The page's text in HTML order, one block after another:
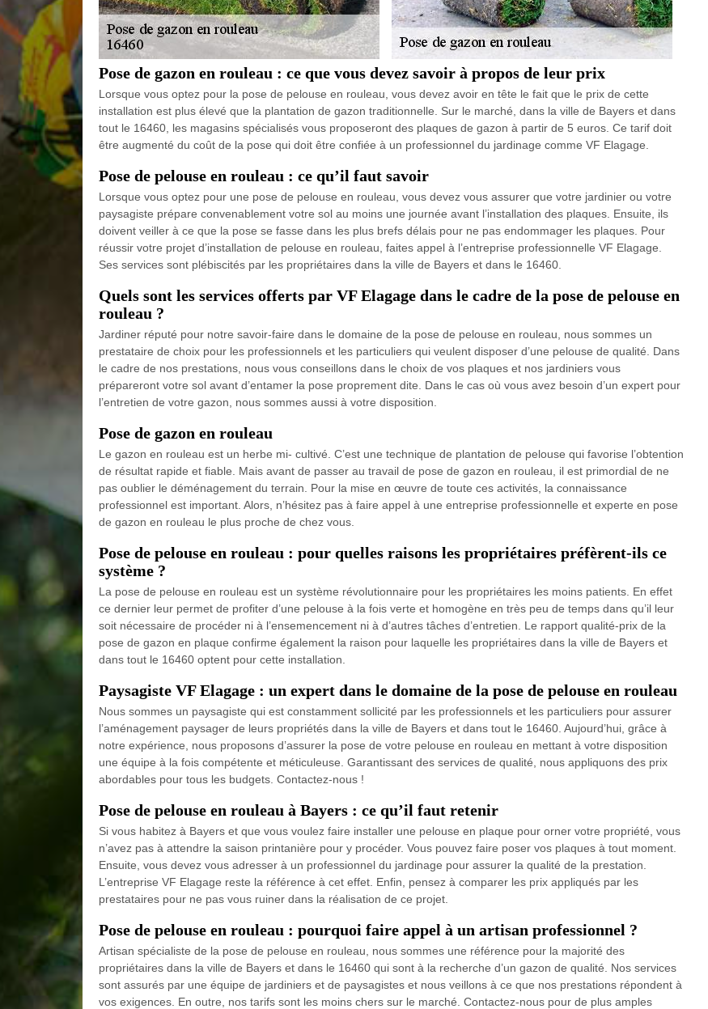
Pose de gazon en rouleau : ce que vous devez savoir à propos de leur prix
Lorsque vous optez pour la pose de pelouse en rouleau, vous devez avoir en tête le fait que le prix de cette
installation est plus élevé que la plantation de gazon traditionnelle. Sur le marché, dans la ville de Bayers et dans
tout le 16460, les magasins spécialisés vous proposeront des plaques de gazon à partir de 5 euros. Ce tarif doit
être augmenté du coût de la pose qui doit être confiée à un professionnel du jardinage comme VF Elagage.
Pose de pelouse en rouleau : ce qu’il faut savoir
Lorsque vous optez pour une pose de pelouse en rouleau, vous devez vous assurer que votre jardinier ou votre
paysagiste prépare convenablement votre sol au moins une journée avant l’installation des plaques. Ensuite, ils
doivent veiller à ce que la pose se fasse dans les plus brefs délais pour ne pas endommager les plaques. Pour
réussir votre projet d’installation de pelouse en rouleau, faites appel à l’entreprise professionnelle VF Elagage.
Ses services sont plébiscités par les propriétaires dans la ville de Bayers et dans le 16460.
Quels sont les services offerts par VF Elagage dans le cadre de la pose de pelouse en
rouleau ?
Jardiner réputé pour notre savoir-faire dans le domaine de la pose de pelouse en rouleau, nous sommes un
prestataire de choix pour les professionnels et les particuliers qui veulent disposer d’une pelouse de qualité. Dans
le cadre de nos prestations, nous vous conseillons dans le choix de vos plaques et nos jardiniers vous
prépareront votre sol avant d’entamer la pose proprement dite. Dans le cas où vous avez besoin d’un expert pour
l’entretien de votre gazon, nous sommes aussi à votre disposition.
Pose de gazon en rouleau
Le gazon en rouleau est un herbe mi- cultivé. C’est une technique de plantation de pelouse qui favorise l’obtention
de résultat rapide et fiable. Mais avant de passer au travail de pose de gazon en rouleau, il est primordial de ne
pas oublier le déménagement du terrain. Pour la mise en œuvre de toute ces activités, la connaissance
professionnel est important. Alors, n’hésitez pas à faire appel à une entreprise professionnelle et experte en pose
de gazon en rouleau le plus proche de chez vous.
Pose de pelouse en rouleau : pour quelles raisons les propriétaires préfèrent-ils ce
système ?
La pose de pelouse en rouleau est un système révolutionnaire pour les propriétaires les moins patients. En effet
ce dernier leur permet de profiter d’une pelouse à la fois verte et homogène en très peu de temps dans qu’il leur
soit nécessaire de procéder ni à l’ensemencement ni à d’autres tâches d’entretien. Le rapport qualité-prix de la
pose de gazon en plaque confirme également la raison pour laquelle les propriétaires dans la ville de Bayers et
dans tout le 16460 optent pour cette installation.
Paysagiste VF Elagage : un expert dans le domaine de la pose de pelouse en rouleau
Nous sommes un paysagiste qui est constamment sollicité par les professionnels et les particuliers pour assurer
l’aménagement paysager de leurs propriétés dans la ville de Bayers et dans tout le 16460. Aujourd’hui, grâce à
notre expérience, nous proposons d’assurer la pose de votre pelouse en rouleau en mettant à votre disposition
une équipe à la fois compétente et méticuleuse. Garantissant des services de qualité, nous appliquons des prix
abordables pour tous les budgets. Contactez-nous !
Pose de pelouse en rouleau à Bayers : ce qu’il faut retenir
Si vous habitez à Bayers et que vous voulez faire installer une pelouse en plaque pour orner votre propriété, vous
n’avez pas à attendre la saison printanière pour y procéder. Vous pouvez faire poser vos plaques à tout moment.
Ensuite, vous devez vous adresser à un professionnel du jardinage pour assurer la qualité de la prestation.
L’entreprise VF Elagage reste la référence à cet effet. Enfin, pensez à comparer les prix appliqués par les
prestataires pour ne pas vous ruiner dans la réalisation de ce projet.
Pose de pelouse en rouleau : pourquoi faire appel à un artisan professionnel ?
Artisan spécialiste de la pose de pelouse en rouleau, nous sommes une référence pour la majorité des
propriétaires dans la ville de Bayers et dans le 16460 qui sont à la recherche d’un gazon de qualité. Nos services
sont assurés par une équipe de jardiniers et de paysagistes et nous veillons à ce que nos prestations répondent à
vos exigences. En outre, nos tarifs sont les moins chers sur le marché. Contactez-nous pour de plus amples